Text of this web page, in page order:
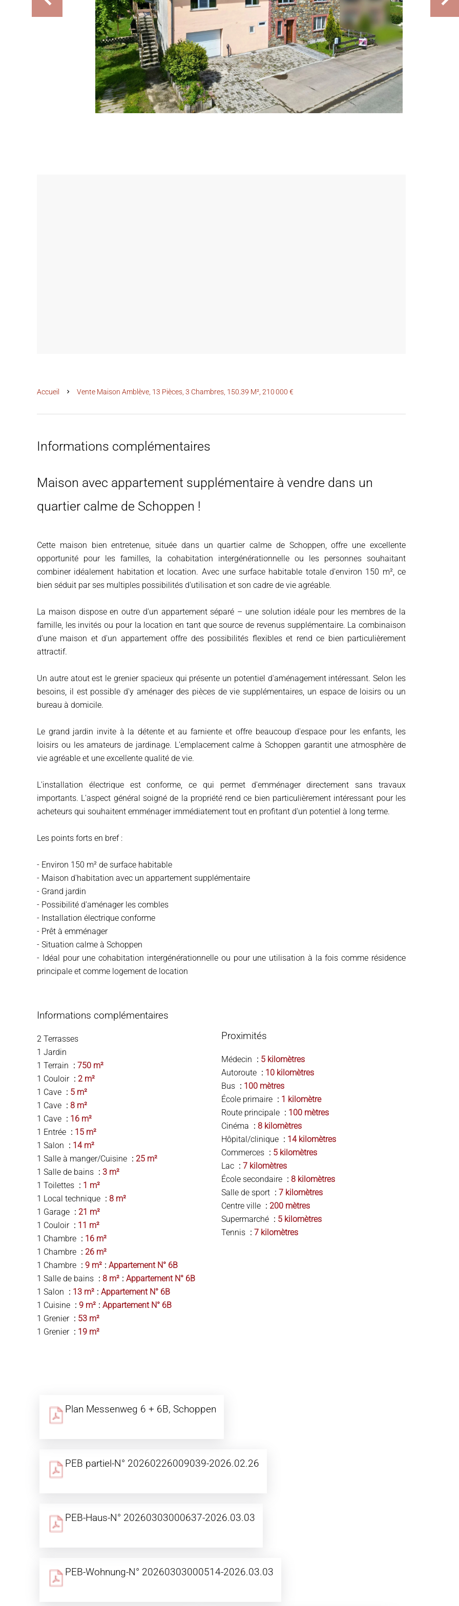
Accueil Vente Maison Amblève, 13 Pièces, 3 Chambres, 150.39 M², 210 000 €
Informations complémentaires
Maison avec appartement supplémentaire à vendre dans un
quartier calme de Schoppen !
Cette maison bien entretenue, située dans un quartier calme de Schoppen, offre une excellente
opportunité pour les familles, la cohabitation intergénérationnelle ou les personnes souhaitant
combiner idéalement habitation et location. Avec une surface habitable totale d'environ 150 m², ce
bien séduit par ses multiples possibilités d'utilisation et son cadre de vie agréable.
La maison dispose en outre d'un appartement séparé – une solution idéale pour les membres de la
famille, les invités ou pour la location en tant que source de revenus supplémentaire. La combinaison
d'une maison et d'un appartement offre des possibilités flexibles et rend ce bien particulièrement
attractif.
Un autre atout est le grenier spacieux qui présente un potentiel d'aménagement intéressant. Selon les
besoins, il est possible d'y aménager des pièces de vie supplémentaires, un espace de loisirs ou un
bureau à domicile.
Le grand jardin invite à la détente et au farniente et offre beaucoup d'espace pour les enfants, les
loisirs ou les amateurs de jardinage. L'emplacement calme à Schoppen garantit une atmosphère de
vie agréable et une excellente qualité de vie.
L'installation électrique est conforme, ce qui permet d'emménager directement sans travaux
importants. L'aspect général soigné de la propriété rend ce bien particulièrement intéressant pour les
acheteurs qui souhaitent emménager immédiatement tout en profitant d'un potentiel à long terme.
Les points forts en bref :
- Environ 150 m² de surface habitable
- Maison d'habitation avec un appartement supplémentaire
- Grand jardin
- Possibilité d'aménager les combles
- Installation électrique conforme
- Prêt à emménager
- Situation calme à Schoppen
- Idéal pour une cohabitation intergénérationnelle ou pour une utilisation à la fois comme résidence
principale et comme logement de location
Informations complémentaires
2 Terrasses
1 Jardin
1 Terrain
750 m²
1 Couloir
2 m²
1 Cave
5 m²
1 Cave
8 m²
1 Cave
16 m²
1 Entrée
15 m²
1 Salon
14 m²
1 Salle à manger/Cuisine
25 m²
1 Salle de bains
3 m²
1 Toilettes
1 m²
1 Local technique
8 m²
1 Garage
21 m²
1 Couloir
11 m²
1 Chambre
16 m²
1 Chambre
26 m²
1 Chambre
9 m²
Appartement N° 6B
1 Salle de bains
8 m²
Appartement N° 6B
1 Salon
13 m²
Appartement N° 6B
1 Cuisine
9 m²
Appartement N° 6B
1 Grenier
53 m²
1 Grenier
19 m²
Proximités
Médecin
5 kilomètres
Autoroute
10 kilomètres
Bus
100 mètres
École primaire
1 kilomètre
Route principale
100 mètres
Cinéma
8 kilomètres
Hôpital/clinique
14 kilomètres
Commerces
5 kilomètres
Lac
7 kilomètres
École secondaire
8 kilomètres
Salle de sport
7 kilomètres
Centre ville
200 mètres
Supermarché
5 kilomètres
Tennis
7 kilomètres
Plan Messenweg 6 + 6B, Schoppen
PEB partiel-N° 20260226009039-2026.02.26
PEB-Haus-N° 20260303000637-2026.03.03
PEB-Wohnung-N° 20260303000514-2026.03.03